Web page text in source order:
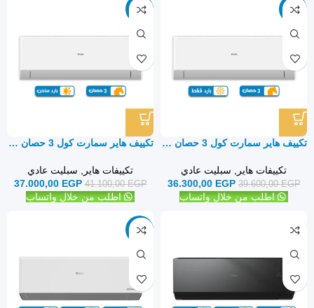
-8%
تكييف هاير سمارت كول 3 حصان بارد فقط – سبليت
تكييفات هاير سبليت عادي
39.600,00EGP
36.300,00 EGP
اطلب من خلال واتساب
-10%
تكييف هاير سمارت كول 3 حصان بارد ساخن – سبليت
تكييفات هاير سبليت عادي
41.100,00EGP
37.000,00 EGP
اطلب من خلال واتساب
-10%